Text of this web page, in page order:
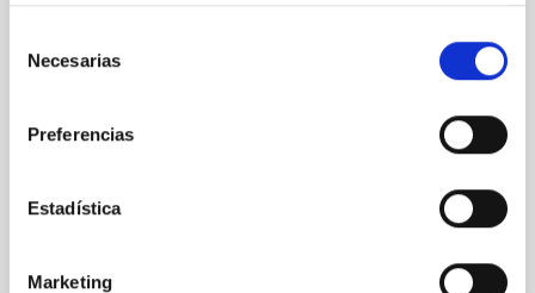
Necesarias
Preferencias
Estadística
Marketing
Vocal
Instituto de Astrofísica de Canarias (IAC)